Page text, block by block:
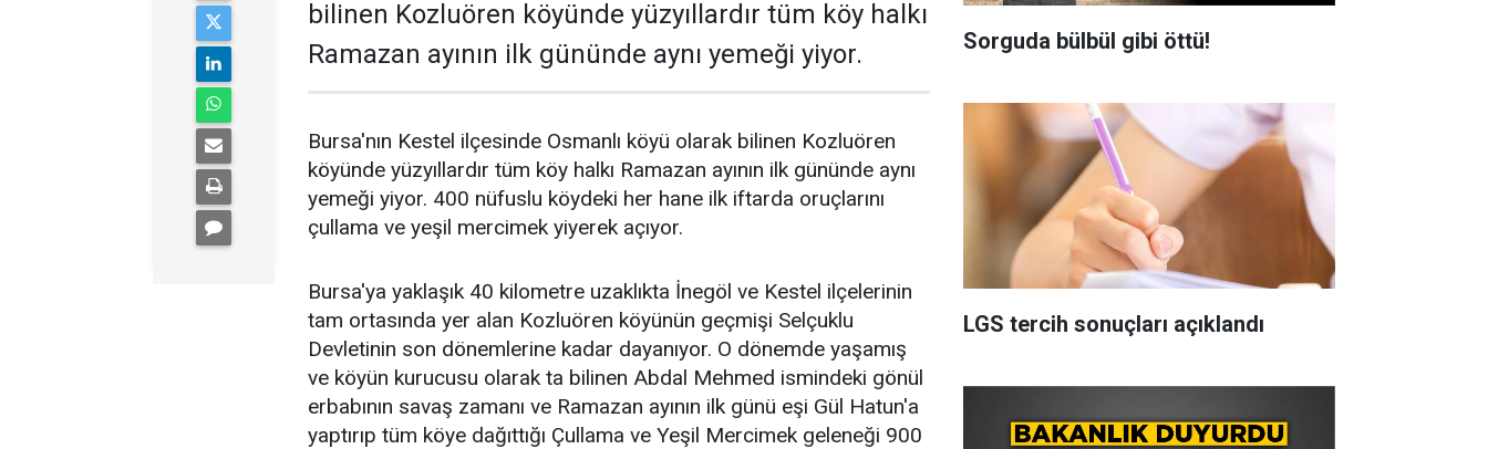
bilinen Kozluören köyünde yüzyıllardır tüm köy halkı
Ramazan ayının ilk gününde aynı yemeği yiyor.
Bursa'nın Kestel ilçesinde Osmanlı köyü olarak bilinen Kozluören
köyünde yüzyıllardır tüm köy halkı Ramazan ayının ilk gününde aynı
yemeği yiyor. 400 nüfuslu köydeki her hane ilk iftarda oruçlarını
çullama ve yeşil mercimek yiyerek açıyor.
Bursa'ya yaklaşık 40 kilometre uzaklıkta İnegöl ve Kestel ilçelerinin
tam ortasında yer alan Kozluören köyünün geçmişi Selçuklu
Devletinin son dönemlerine kadar dayanıyor. O dönemde yaşamış
ve köyün kurucusu olarak ta bilinen Abdal Mehmed ismindeki gönül
erbabının savaş zamanı ve Ramazan ayının ilk günü eşi Gül Hatun'a
yaptırıp tüm köye dağıttığı Çullama ve Yeşil Mercimek geleneği 900
Sorguda bülbül gibi öttü!
LGS tercih sonuçları açıklandı